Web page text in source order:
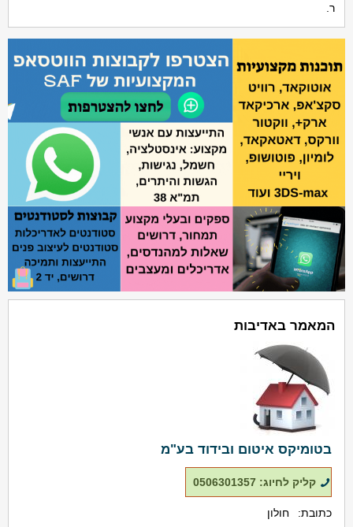
ר.
המאמר באדיבות
בטומיקס איטום ובידוד בע"מ
קליק לחיוג: 0506301357
כתובת:
חולון